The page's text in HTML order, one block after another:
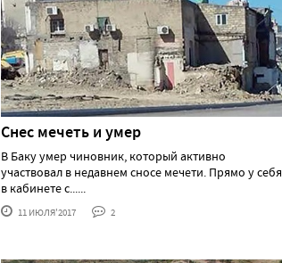
Снес мечеть и умер
В Баку умер чиновник, который активно
участвовал в недавнем сносе мечети. Прямо у себя
в кабинете с......
11 ИЮЛЯ'2017 2